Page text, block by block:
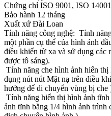
Chứng chỉ ISO 9001, ISO 14001
Bảo hành 12 tháng
Xuất xứ Đài Loan
Tính năng công nghệ: Tính
một phần cụ thể của hình ảnh
điều khiển từ xa và sử dụng các
được tô sáng).
Tính năng che hình ảnh hiển
dụng nút nút Mặt nạ trên điều
hướng để di chuyển vùng bị che
Tính năng hiển thị hình ảnh
ảnh tĩnh bằng 1/4 hình ảnh trình